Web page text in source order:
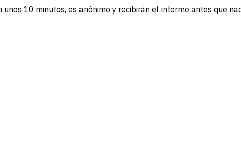
10 minutos, es anónimo y recibirán el informe antes que